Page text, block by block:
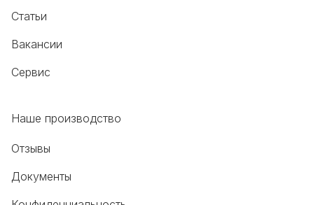
Статьи
Вакансии
Сервис
Наше производство
Отзывы
Документы